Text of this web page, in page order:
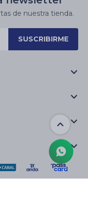
de nuestra tienda.
SUSCRIBIRME